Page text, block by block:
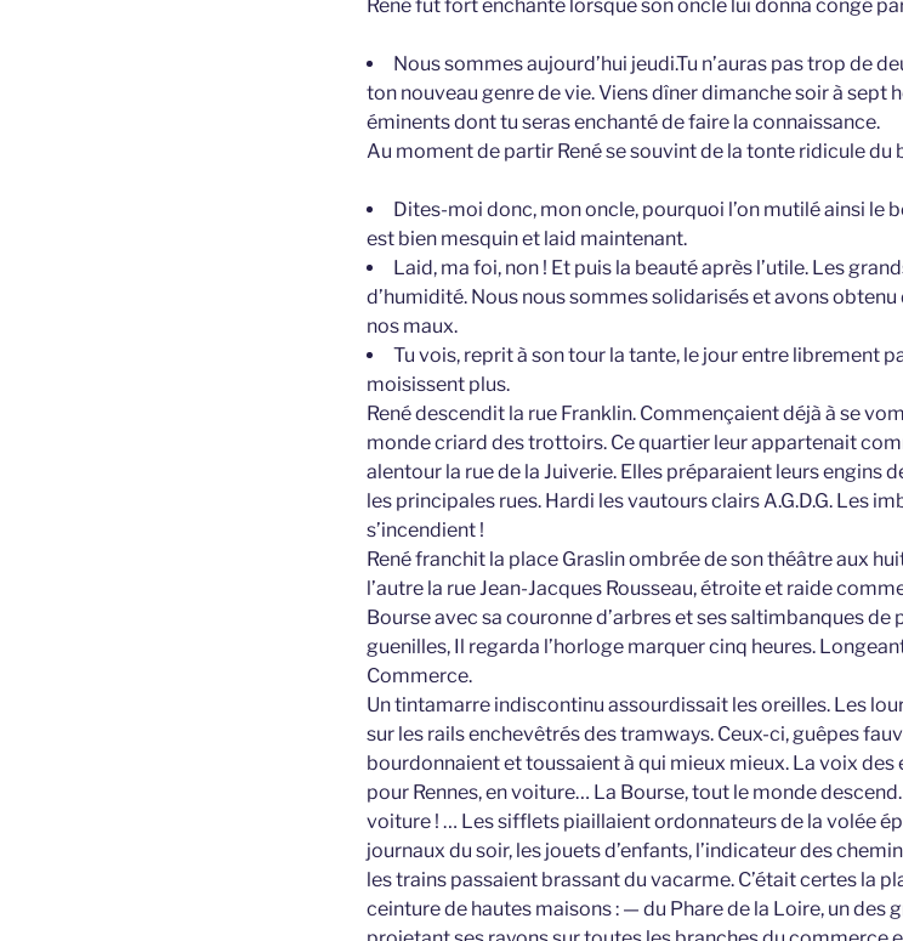
René fut fort enchanté lorsque son oncle lui donna congé
Nous sommes aujourd’hui jeudi.Tu n’auras pas trop de
ton nouveau genre de vie. Viens dîner dimanche soir à sept
éminents dont tu seras enchanté de faire la connaissance.
Au moment de partir René se souvint de la tonte ridicule du
Dites-moi donc, mon oncle, pourquoi l’on mutilé ainsi le
est bien mesquin et laid maintenant.
Laid, ma foi, non ! Et puis la beauté après l’utile. Les
d’humidité. Nous nous sommes solidarisés et avons
nos maux.
Tu vois, reprit à son tour la tante, le jour entre librement
moisissent plus.
René descendit la rue Franklin. Commençaient déjà à se
monde criard des trottoirs. Ce quartier leur appartenait
alentour la rue de la Juiverie. Elles préparaient leurs engins
les principales rues. Hardi les vautours clairs A.G.D.G. Les
s’incendient !
René franchit la place Graslin ombrée de son théâtre aux
l’autre la rue Jean-Jacques Rousseau, étroite et raide
Bourse avec sa couronne d’arbres et ses saltimbanques
guenilles, Il regarda l’horloge marquer cinq heures.
Commerce.
Un tintamarre indiscontinu assourdissait les oreilles. Les
sur les rails enchevêtrés des tramways. Ceux-ci, guêpes
bourdonnaient et toussaient à qui mieux mieux. La voix
pour Rennes, en voiture… La Bourse, tout le monde
voiture ! … Les sifflets piaillaient ordonnateurs de la volée
journaux du soir, les jouets d’enfants, l’indicateur des
les trains passaient brassant du vacarme. C’était certes la
ceinture de hautes maisons : — du Phare de la Loire, un des